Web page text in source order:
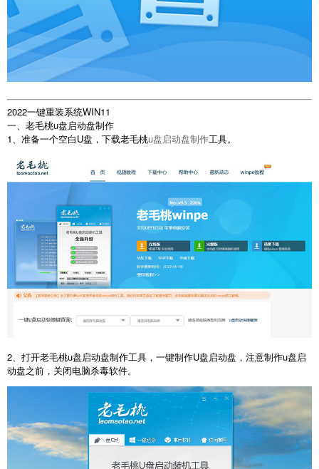
2022一键重装系统WIN11
一、老毛桃u盘启动盘制作
1、准备一个空白U盘，下载老毛桃u盘启动盘制作工具。
2、打开老毛桃u盘启动盘制作工具，一键制作U盘启动盘，注意制作u盘启
动盘之前，关闭电脑杀毒软件。